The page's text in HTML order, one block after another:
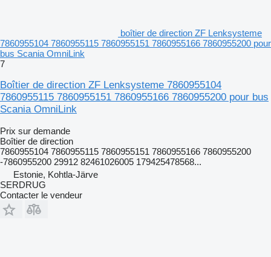
boîtier de direction ZF Lenksysteme
7860955104 7860955115 7860955151 7860955166 7860955200 pour
bus Scania OmniLink
7
Boîtier de direction ZF Lenksysteme 7860955104
7860955115 7860955151 7860955166 7860955200 pour bus
Scania OmniLink
Prix sur demande
Boîtier de direction
7860955104 7860955115 7860955151 7860955166 7860955200
-7860955200 29912 82461026005 179425478568...
Estonie, Kohtla-Järve
SERDRUG
Contacter le vendeur